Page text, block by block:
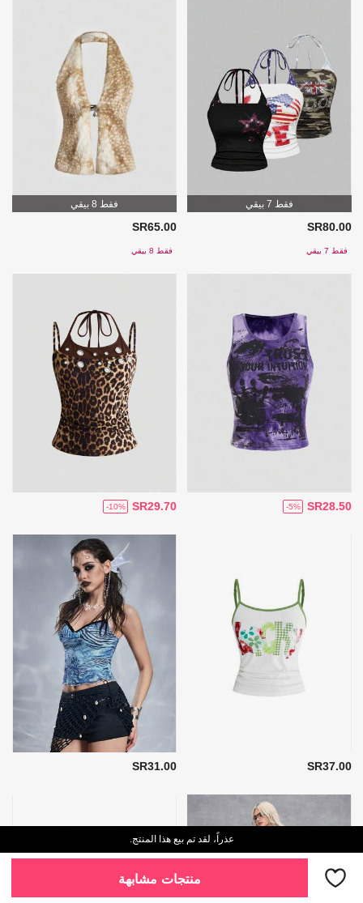
فقط 7 بيقي
SR80.00
فقط 7 بيقي
فقط 8 بيقي
SR65.00
فقط 8 بيقي
SR28.50
-5%
SR29.70
-10%
SR37.00
SR31.00
عذراً، لقد تم بيع هذا المنتج.
منتجات مشابهة